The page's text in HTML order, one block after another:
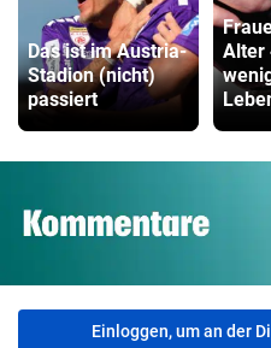
Das ist im Austria-
Stadion (nicht)
passiert
Alter
Einloggen, um an der